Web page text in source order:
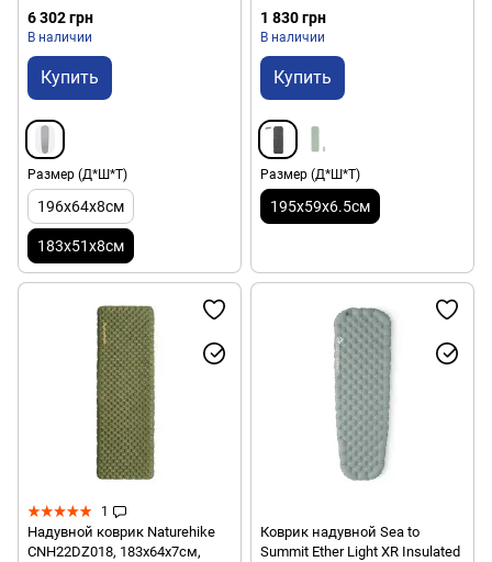
REG-REG)
6 302 грн
В наличии
Купить
Размер (Д*Ш*Т)
196x64x8см
183x51x8см
1 830 грн
В наличии
Купить
Размер (Д*Ш*Т)
195х59х6.5см
1
Надувной коврик Naturehike
CNH22DZ018, 183х64х7см,
Коврик надувной Sea to
Summit Ether Light XR Insulated